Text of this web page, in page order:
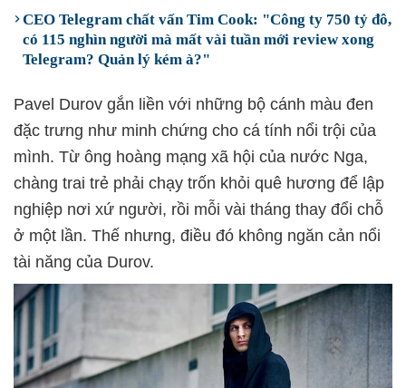
CEO Telegram chất vấn Tim Cook: "Công ty 750 tỷ đô,
có 115 nghìn người mà mất vài tuần mới review xong
Telegram? Quản lý kém à?"
Pavel Durov gắn liền với những bộ cánh màu đen
đặc trưng như minh chứng cho cá tính nổi trội của
mình. Từ ông hoàng mạng xã hội của nước Nga,
chàng trai trẻ phải chạy trốn khỏi quê hương để lập
nghiệp nơi xứ người, rồi mỗi vài tháng thay đổi chỗ
ở một lần. Thế nhưng, điều đó không ngăn cản nổi
tài năng của Durov.